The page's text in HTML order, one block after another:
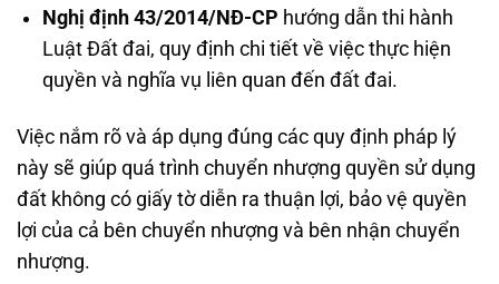
Nghị định 43/2014/NĐ-CP hướng dẫn thi hành
Luật Đất đai, quy định chi tiết về việc thực hiện
quyền và nghĩa vụ liên quan đến đất đai.
Việc nắm rõ và áp dụng đúng các quy định pháp lý
này sẽ giúp quá trình chuyển nhượng quyền sử dụng
đất không có giấy tờ diễn ra thuận lợi, bảo vệ quyền
lợi của cả bên chuyển nhượng và bên nhận chuyển
nhượng.